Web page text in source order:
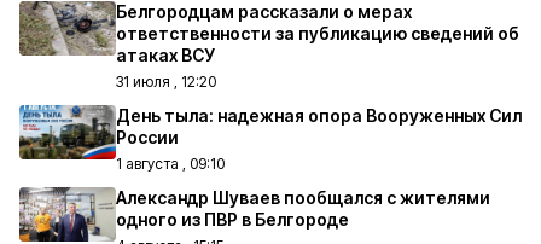
Белгородцам рассказали о мерах
ответственности за публикацию сведений об
атаках ВСУ
31 июля , 12:20
День тыла: надежная опора Вооруженных Сил
России
1 августа , 09:10
Александр Шуваев пообщался с жителями
одного из ПВР в Белгороде